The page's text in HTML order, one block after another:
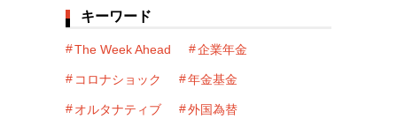
キーワード
The Week Ahead 企業年金
コロナショック 年金基金
オルタナティブ 外国為替